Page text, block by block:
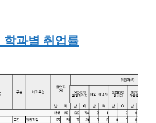
학과별 취업률